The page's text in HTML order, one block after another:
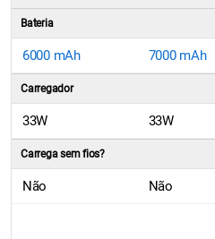
Bateria
6000 mAh 7000 mAh
Carregador
33W 33W
Carrega sem fios?
Não Não